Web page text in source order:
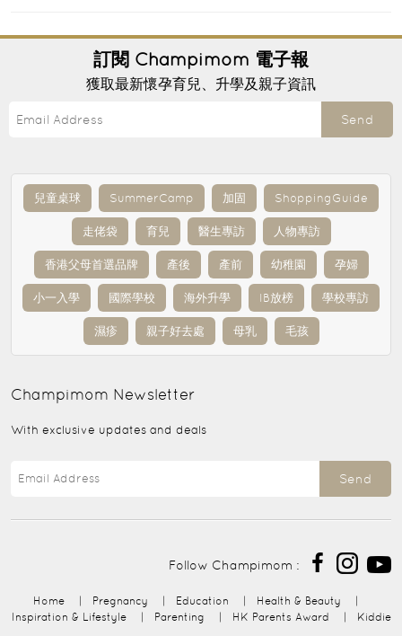
訂閱 Champimom 電子報
獲取最新懷孕育兒、升學及親子資訊
Send
兒童桌球 SummerCamp 加固 ShoppingGuide
走佬袋 育兒 醫生專訪 人物專訪
香港父母首選品牌 產後 產前 幼稚園 孕婦
小一入學 國際學校 海外升學 IB放榜 學校專訪
濕疹 親子好去處 母乳 毛孩
Champimom Newsletter
With exclusive updates and deals
Send
Follow Champimom :
Home Pregnancy Education Health & Beauty
Inspiration & Lifestyle
Parenting HK Parents Award Kiddie